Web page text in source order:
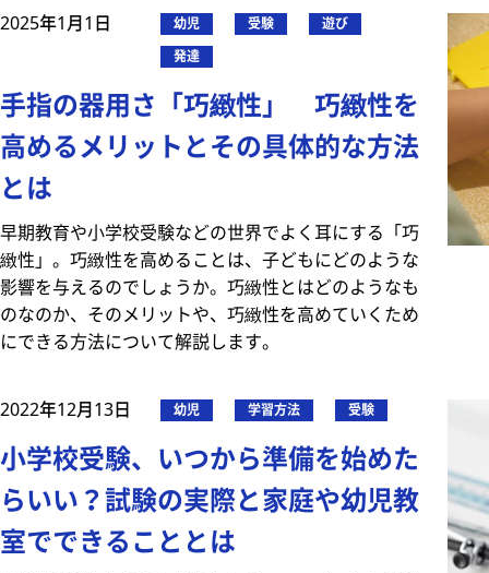
2025年1月1日 幼児 受験
遊び
発達
手指の器用さ「巧緻性」 巧緻性を
高めるメリットとその具体的な方法
とは
早期教育や小学校受験などの世界でよく耳にする「巧
緻性」。巧緻性を高めることは、子どもにどのような
影響を与えるのでしょうか。巧緻性とはどのようなも
のなのか、そのメリットや、巧緻性を高めていくため
にできる方法について解説します。
2022年12月13日 幼児 学習方法 受験
小学校受験、いつから準備を始めた
らいい？試験の実際と家庭や幼児教
室でできることとは